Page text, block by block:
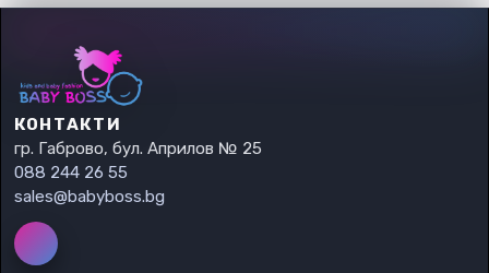
КОНТАКТИ
гр. Габрово, бул. Априлов № 25
088 244 26 55
sales@babyboss.bg